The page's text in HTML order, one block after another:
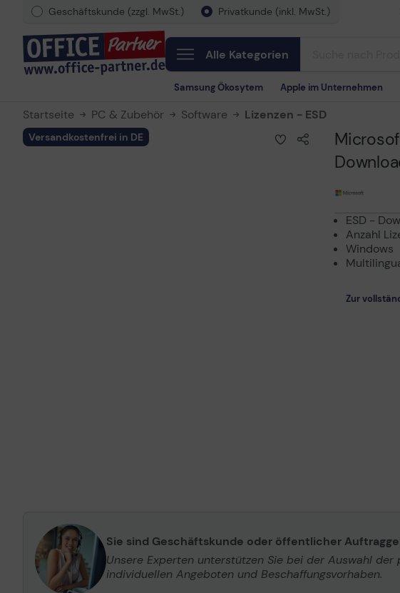
Geschäftskunde (zzgl. MwSt.) Privatkunde (inkl. MwSt.)
Alle Kategorien
Samsung Ökosytem Apple im Unternehmen
Startseite PC & Zubehör Software Lizenzen - ESD
Versandkostenfrei in DE
ESD -
Anzahl
Windows
Zur
Sie sind Geschäftskunde oder öffentlicher
Unsere Experten unterstützen Sie bei der Auswahl der
individuellen Angeboten und Beschaffungsvorhaben.